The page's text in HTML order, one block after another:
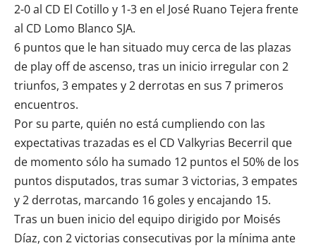
2-0 al CD El Cotillo y 1-3 en el José Ruano Tejera frente
al CD Lomo Blanco SJA.
6 puntos que le han situado muy cerca de las plazas
de play off de ascenso, tras un inicio irregular con 2
triunfos, 3 empates y 2 derrotas en sus 7 primeros
encuentros.
Por su parte, quién no está cumpliendo con las
expectativas trazadas es el CD Valkyrias Becerril que
de momento sólo ha sumado 12 puntos el 50% de los
puntos disputados, tras sumar 3 victorias, 3 empates
y 2 derrotas, marcando 16 goles y encajando 15.
Tras un buen inicio del equipo dirigido por Moisés
Díaz, con 2 victorias consecutivas por la mínima ante